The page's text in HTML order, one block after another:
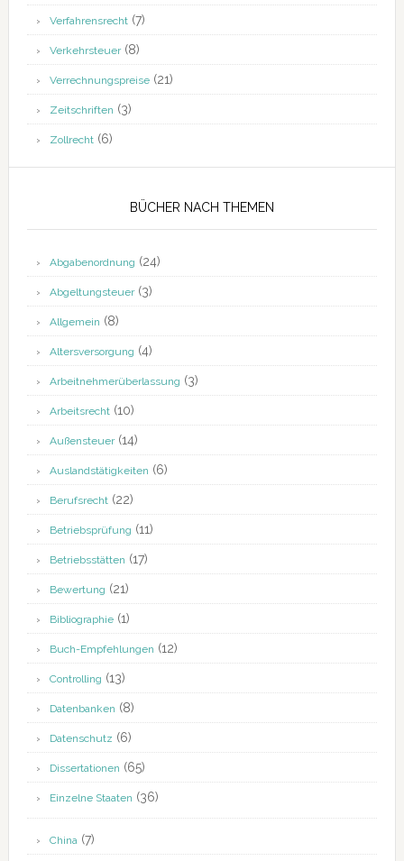
Verfahrensrecht(7)
Verkehrsteuer(8)
Verrechnungspreise(21)
Zeitschriften (3)
Zollrecht(6)
BÜCHER NACH THEMEN
Abgabenordnung (24)
Abgeltungsteuer(3)
Allgemein (8)
Altersversorgung (4)
Arbeitnehmerüberlassung (3)
Arbeitsrecht(10)
Außensteuer(14)
Auslandstätigkeiten (6)
Berufsrecht(22)
Betriebsprüfung (11)
Betriebsstätten (17)
Bewertung (21)
Bibliographie(1)
Buch-Empfehlungen (12)
Controlling (13)
Datenbanken (8)
Datenschutz (6)
Dissertationen (65)
Einzelne Staaten (36)
China(7)